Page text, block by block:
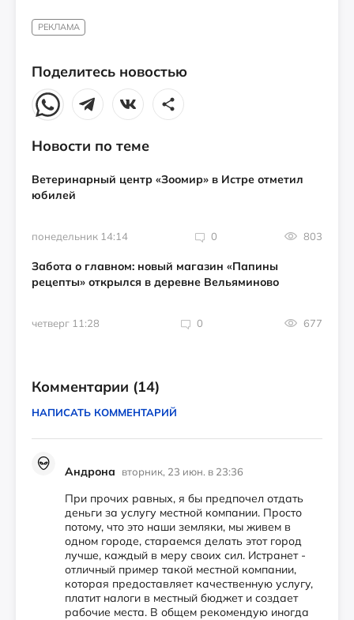
РЕКЛАМА
Поделитесь новостью
Новости по теме
Ветеринарный центр «Зоомир» в Истре отметил
юбилей
понедельник 14:14 0 803
Забота о главном: новый магазин «Папины
рецепты» открылся в деревне Вельяминово
четверг 11:28 0 677
Комментарии (14)
НАПИСАТЬ КОММЕНТАРИЙ
Андрона вторник, 23 июн. в 23:36
При прочих равных, я бы предпочел отдать
деньги за услугу местной компании. Просто
потому, что это наши земляки, мы живем в
одном городе, стараемся делать этот город
лучше, каждый в меру своих сил. Истранет -
отличный пример такой местной компании,
которая предоставляет качественную услугу,
платит налоги в местный бюджет и создает
рабочие места. В общем рекомендую иногда